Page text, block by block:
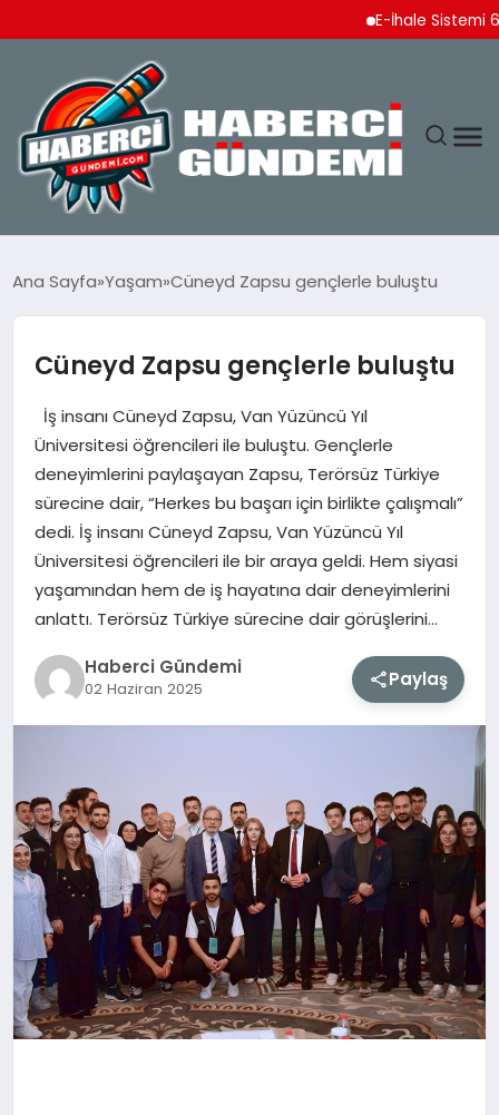
E-İhale Sistemi 6 Ayda
YAŞAM
SPOR
EKONOMI
DÜNYA
MAGAZIN
EĞITIM
SAĞLIK
TEKNOLOJI
Ana Sayfa Yaşam Cüneyd Zapsu gençlerle buluştu
Cüneyd Zapsu gençlerle buluştu
İş insanı Cüneyd Zapsu, Van Yüzüncü Yıl
Üniversitesi öğrencileri ile buluştu. Gençlerle
deneyimlerini paylaşayan Zapsu, Terörsüz Türkiye
sürecine dair, “Herkes bu başarı için birlikte çalışmalı”
dedi. İş insanı Cüneyd Zapsu, Van Yüzüncü Yıl
Üniversitesi öğrencileri ile bir araya geldi. Hem siyasi
yaşamından hem de iş hayatına dair deneyimlerini
anlattı. Terörsüz Türkiye sürecine dair görüşlerini…
Haberci Gündemi
02 Haziran 2025 Paylaş